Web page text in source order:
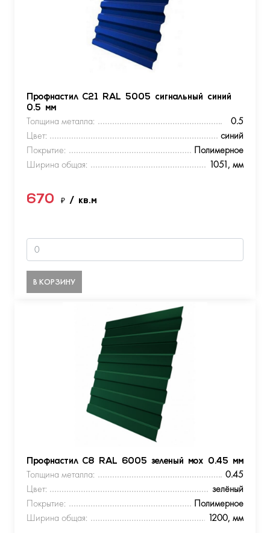
Профнастил С21 RAL 5005 сигнальный синий
0.5 мм
Толщина металла:
0.5
Цвет:
синий
Покрытие:
Полимерное
Ширина общая:
1051, мм
670 ₽ / кв.м
В КОРЗИНУ
Профнастил С8 RAL 6005 зеленый мох 0.45 мм
Толщина металла:
0.45
Цвет:
зелёный
Покрытие:
Полимерное
Ширина общая:
1200, мм